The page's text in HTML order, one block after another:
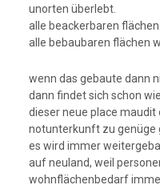
unorten überlebt.
alle beackerbaren
alle bebaubaren flächen
wenn das gebaute dann
dann findet sich schon
dieser neue place maudit
notunterkunft zu genüge
es wird immer
auf neuland, weil
wohnflächenbedarf